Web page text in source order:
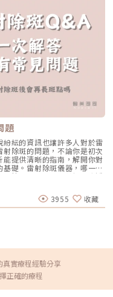
題
紜的資訊也讓許多人對於雷
除斑的問題，不論你是初次
提供清晰的指南，解開你對
礎。雷射除斑儀器，哪一款
，簡單來說，波長越短，穿透
選擇雷射療程來擊退斑塊
能夠被黑色素吸收，同時也
針對皮膚上常見的淺層斑和
況而異，建議由專業醫師評
膚色體質、曝曬紫外線的程
多年後再次接受雷射療程，
遵從醫師的指導，配合使用
3955 收藏
真實療程經驗分享
正確的療程